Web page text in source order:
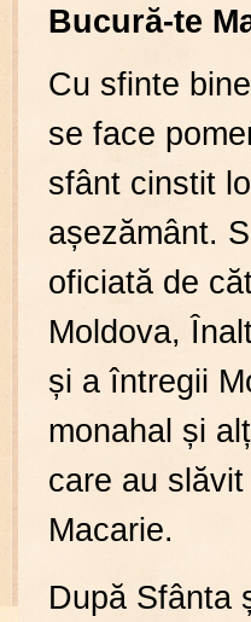
Bucură-te
Cu sfinte
se face
sfânt cinstit
așezământ.
oficiată de
Moldova,
și a întregii
monahal și
care au
Macarie.
După Sfânta